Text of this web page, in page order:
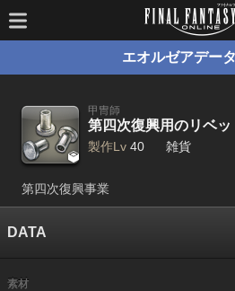
エオルゼアデー

甲冑師
第四次復興用のリベッ
製作Lv 40 雑貨
第四次復興事業
DATA
素材